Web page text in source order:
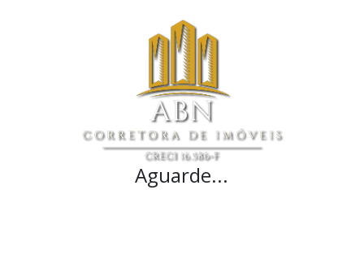
Aguarde...